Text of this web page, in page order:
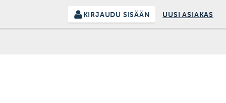
KIRJAUDU SISÄÄN UUSI ASIAKAS